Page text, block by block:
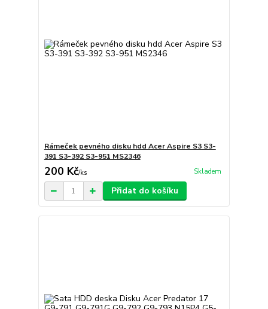
Rámeček pevného disku hdd Acer Aspire S3 S3-
391 S3-392 S3-951 MS2346
200 Kč/ks Skladem
Přidat do košíku